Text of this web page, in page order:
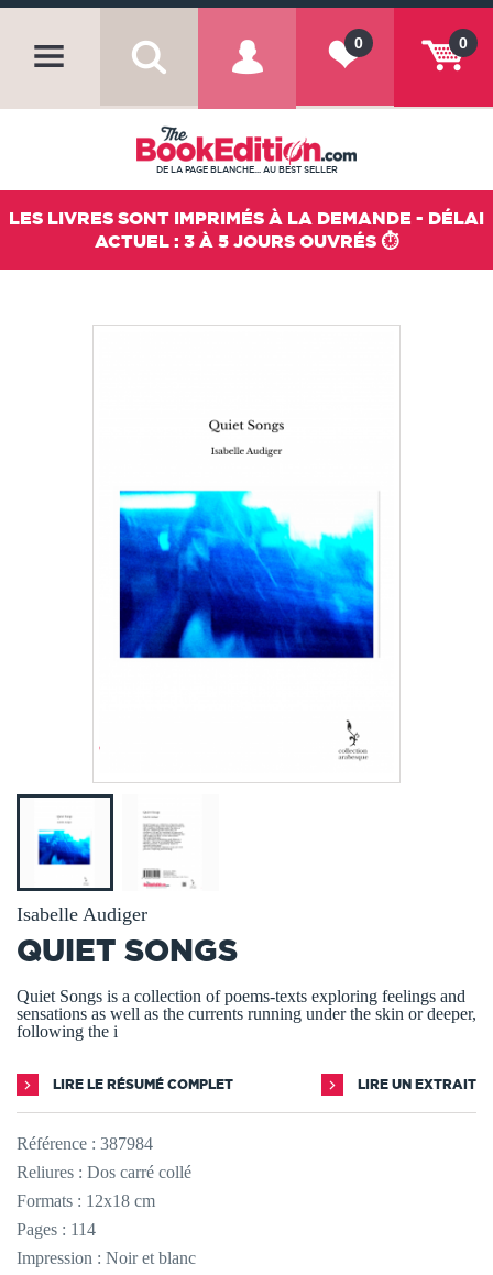
0
0
DE LA PAGE BLANCHE... AU BEST SELLER
LES LIVRES SONT IMPRIMÉS À LA DEMANDE - DÉLAI
ACTUEL : 3 À 5 JOURS OUVRÉS ⏱️
Isabelle Audiger
QUIET SONGS
Quiet Songs is a collection of poems-texts exploring feelings and
sensations as well as the currents running under the skin or deeper,
following the i
LIRE LE RÉSUMÉ COMPLET LIRE UN EXTRAIT
Référence : 387984
Reliures : Dos carré collé
Formats : 12x18 cm
Pages : 114
Impression : Noir et blanc